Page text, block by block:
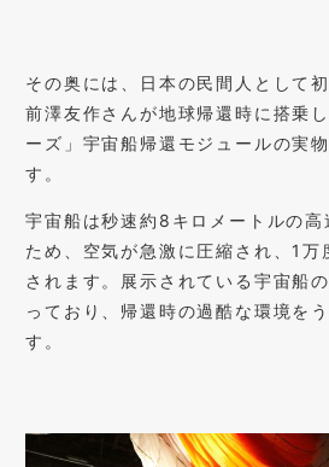
その奥には、日本の民間人として
前澤友作さんが地球帰還時に搭乗
ーズ」宇宙船帰還モジュールの実
す。
宇宙船は秒速約8キロメートルの高
ため、空気が急激に圧縮され、1万
されます。展示されている宇宙船
っており、帰還時の過酷な環境を
す。